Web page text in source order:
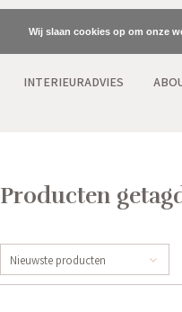
INTERIEURADVIES
Producten
Nieuwste producten
Wij slaan cookies op om onze